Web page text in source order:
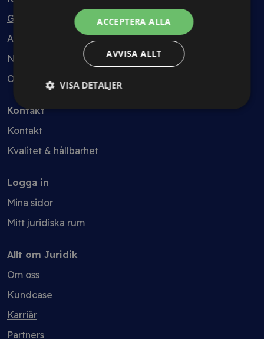
Guider
Avtalsmallar
Nyheter
Ordlista
Kontakt
Kontakt
Kvalitet & hållbarhet
Logga in
Mina sidor
Mitt juridiska rum
Allt om Juridik
Om oss
Kundcase
Karriär
Partners
ACCEPTERA ALLA
AVVISA ALLT
VISA DETALJER